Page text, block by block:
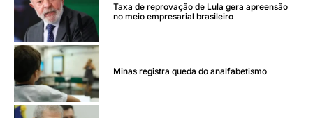
Taxa de reprovação de Lula gera apreensão
no meio empresarial brasileiro
Minas registra queda do analfabetismo